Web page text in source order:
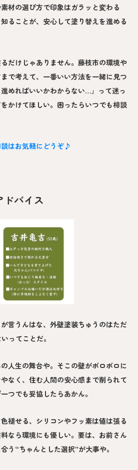
材の選び方で印象はガラッと変わる
ることが、安心して塗り替えを進める
だけじゃありません。藤枝市の環境や
で考えて、一番いい方法を一緒に見つ
めればいいかわからない…」って迷っ
かけてほしい。困ったらいつでも相談
はお気軽にどうぞ♪
ドバイス
言うんはな、外壁塗装ちゅうのはただ
ってことだ。
人生の舞台や。そこの壁がボロボロに
なく、住む人間の安心感まで削られて
つでも妥協したらあかん。
褪せる、シリコンやフッ素は値は張る
なら環境にも優しい。要は、お前さん
う“ちゃんとした選択”が大事や。